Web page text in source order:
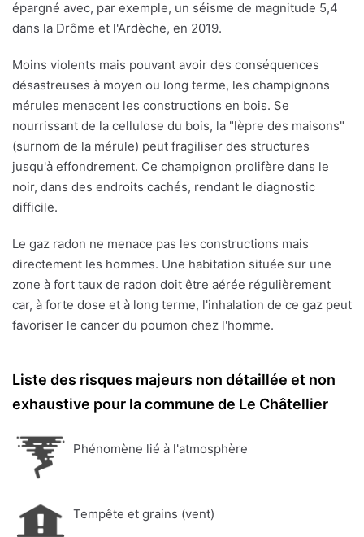
épargné avec, par exemple, un séisme de magnitude 5,4
dans la Drôme et l'Ardèche, en 2019.
Moins violents mais pouvant avoir des conséquences
désastreuses à moyen ou long terme, les champignons
mérules menacent les constructions en bois. Se
nourrissant de la cellulose du bois, la "lèpre des maisons"
(surnom de la mérule) peut fragiliser des structures
jusqu'à effondrement. Ce champignon prolifère dans le
noir, dans des endroits cachés, rendant le diagnostic
difficile.
Le gaz radon ne menace pas les constructions mais
directement les hommes. Une habitation située sur une
zone à fort taux de radon doit être aérée régulièrement
car, à forte dose et à long terme, l'inhalation de ce gaz peut
favoriser le cancer du poumon chez l'homme.
Liste des risques majeurs non détaillée et non
exhaustive pour la commune de Le Châtellier
Phénomène lié à l'atmosphère
Tempête et grains (vent)